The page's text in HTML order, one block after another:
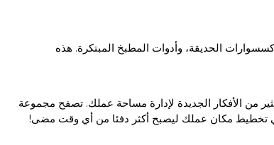
الحديقة، وأدوات المطبخ المبتكرة. هذه
من الأفكار الجديدة لإدارة مساحة عملك. تصفح مجموعة
في تخطيط مكان عملك ليصبح أكثر دفئا من أي وقت مضى!